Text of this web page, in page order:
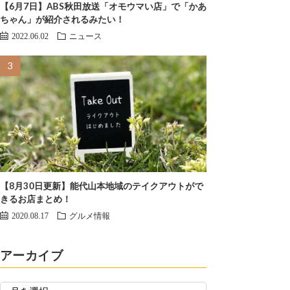
【6月7日】ABS秋田放送「オモウマい店」で「かあ
ちゃん」が紹介されるみたい！
2022.06.02 ニュース
【8月30日更新】能代山本地域のテイクアウトがで
きるお店まとめ！
2020.08.17 グルメ情報
アーカイブ